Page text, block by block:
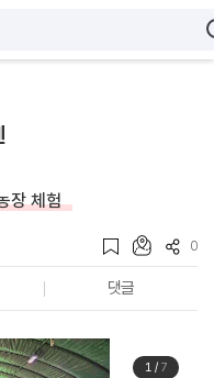
장 체험
0
댓글
1/ 7